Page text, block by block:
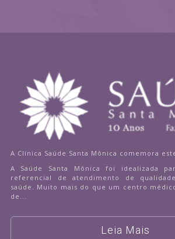
A Clínica Saúde Santa Mônica comemora
A Saúde Santa Mônica foi idealizada
referencial de atendimento de
saúde. Muito mais do que um centro
de...
Leia Mais